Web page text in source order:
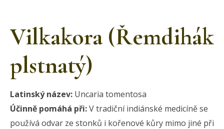
Vilkakora (Řemdihák
plstnatý)
Latinský název: Uncaria tomentosa
Účinně pomáhá při:V tradiční indiánské medicíně se
používá odvar ze stonků i kořenové kůry mimo jiné při